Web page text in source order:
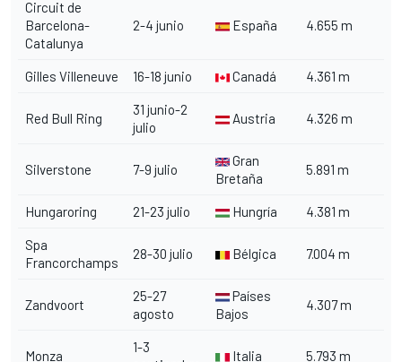
Circuit de
Barcelona-
Catalunya
2-4 junio España 4.655 m
Gilles Villeneuve 16-18 junio Canadá 4.361 m
Red Bull Ring
31 junio-2
julio
Austria 4.326 m
Silverstone 7-9 julio
Gran
Bretaña
5.891 m
Hungaroring 21-23 julio Hungría 4.381 m
Spa
Francorchamps
28-30 julio Bélgica 7.004 m
Zandvoort
25-27
agosto
Países
Bajos
4.307 m
Monza
1-3
Italia 5.793 m